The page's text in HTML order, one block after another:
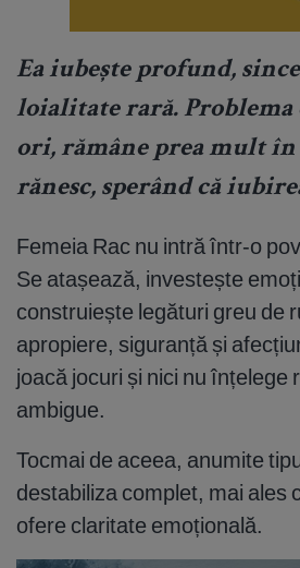
Ea iubește profund,
loialitate rară. Problema
ori, rămâne prea mult
rănesc, sperând că
Femeia Rac nu intră într-o
Se atașează, investește
construiește legături greu de
apropiere, siguranță și
joacă jocuri și nici nu înțelege
ambigue.
Tocmai de aceea, anumite
destabiliza complet, mai ales
ofere claritate emoțională.